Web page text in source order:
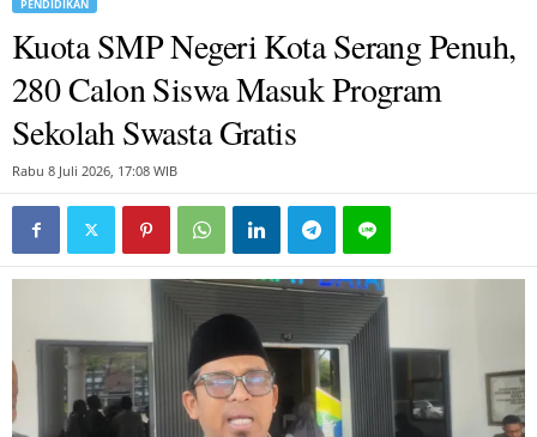
PENDIDIKAN
Kuota SMP Negeri Kota Serang Penuh,
280 Calon Siswa Masuk Program
Sekolah Swasta Gratis
Rabu 8 Juli 2026, 17:08 WIB